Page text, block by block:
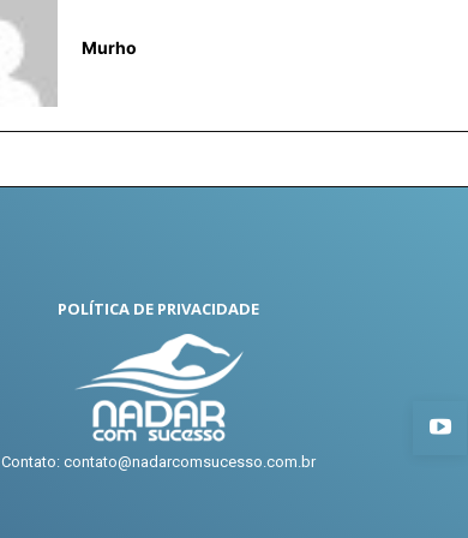
Murho
POLÍTICA DE PRIVACIDADE
Contato: contato@nadarcomsucesso.com.br